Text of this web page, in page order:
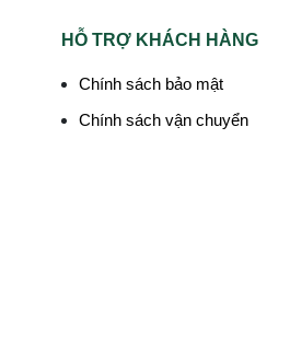
HỖ TRỢ KHÁCH HÀNG
Chính sách bảo mật
Chính sách vận chuyển